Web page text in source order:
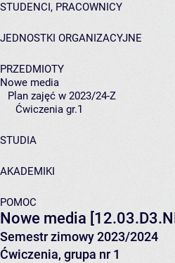
STUDENCI, PRACOWNICY
JEDNOSTKI ORGANIZACYJNE
PRZEDMIOTY
Nowe media
Plan zajęć w 2023/24-Z
Ćwiczenia gr.1
STUDIA
AKADEMIKI
POMOC
Nowe media
Semestr zimowy 2023/2024
Ćwiczenia, grupa nr 1